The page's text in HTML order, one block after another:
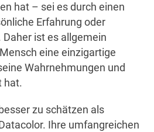
hat – sei es durch einen
Erfahrung oder
ist es allgemein
eine einzigartige
Wahrnehmungen und
hat.
zu schätzen als
Ihre umfangreichen